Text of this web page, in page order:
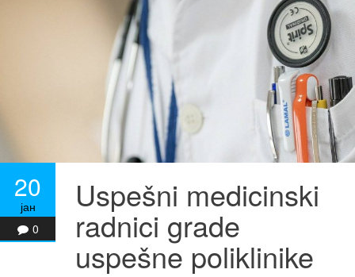
20
јан
0
Uspešni medicinski
radnici grade
uspešne poliklinike